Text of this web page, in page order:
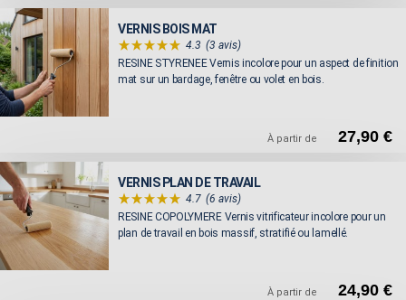
VERNIS BOIS MAT
4.3 (3 avis)
RESINE STYRENEE Vernis incolore pour un aspect de finition
mat sur un bardage, fenêtre ou volet en bois.
À partir de 27,90 €
VERNIS PLAN DE TRAVAIL
4.7 (6 avis)
RESINE COPOLYMERE Vernis vitrificateur incolore pour un
plan de travail en bois massif, stratifié ou lamellé.
À partir de 24,90 €